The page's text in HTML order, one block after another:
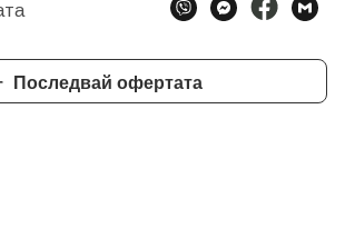
Последвай офертата